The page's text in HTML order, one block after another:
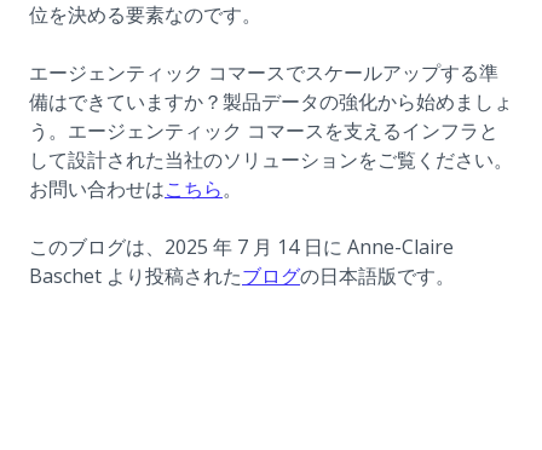
位を決める要素なのです。
エージェンティック コマースでスケールアップする準
備はできていますか？製品データの強化から始めましょ
う。エージェンティック コマースを支えるインフラと
して設計された当社のソリューションをご覧ください。
お問い合わせはこちら(opens in a new tab)
。
このブログは、2025 年 7 月 14 日に Anne-Claire
Baschet より投稿されたブログ(opens in a new tab)
の日本語版です。